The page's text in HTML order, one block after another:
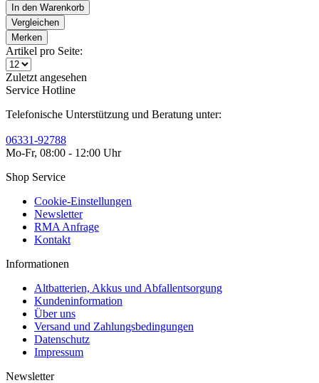
In den Warenkorb
Vergleichen
Merken
Artikel pro Seite:
Zuletzt angesehen
Service Hotline
Telefonische Unterstützung und Beratung unter:
06331-92788
Mo-Fr, 08:00 - 12:00 Uhr
Shop Service
Cookie-Einstellungen
Newsletter
RMA Anfrage
Kontakt
Informationen
Altbatterien, Akkus und Abfallentsorgung
Kundeninformation
Über uns
Versand und Zahlungsbedingungen
Datenschutz
Impressum
Newsletter